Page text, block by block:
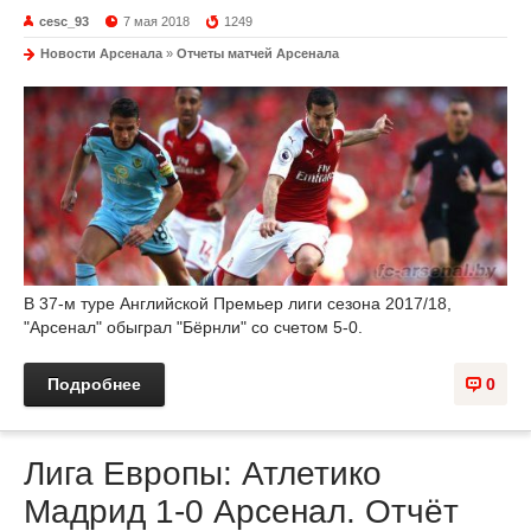
cesc_93 7 мая 2018 1249
Новости Арсенала » Отчеты матчей Арсенала
В 37-м туре Английской Премьер лиги сезона 2017/18,
"Арсенал" обыграл "Бёрнли" со счетом 5-0.
0
Подробнее
Лига Европы: Атлетико
Мадрид 1-0 Арсенал. Отчёт